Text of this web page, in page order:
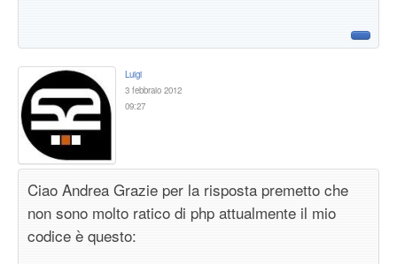
Luigi
3 febbraio 2012
09:27
Ciao Andrea Grazie per la risposta premetto che
non sono molto ratico di php attualmente il mio
codice è questo: